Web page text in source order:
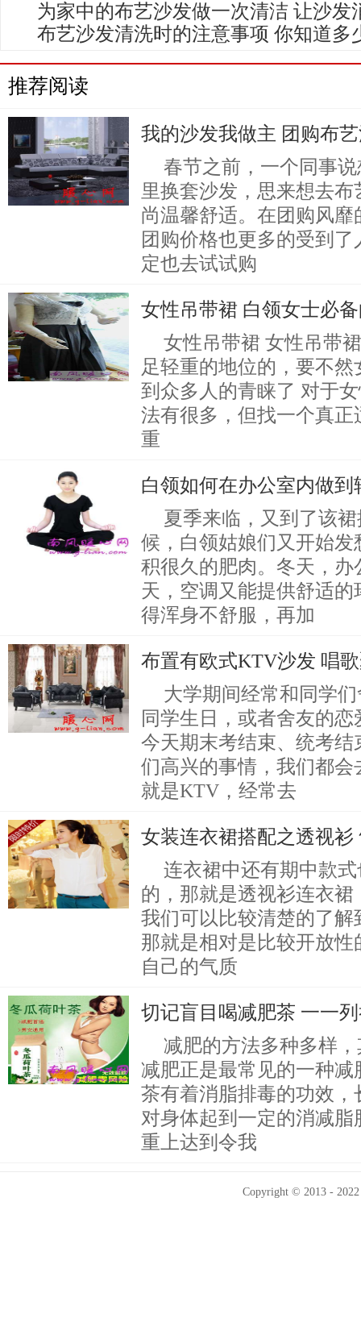
为家中的布艺沙发做一次清洁 让沙发
布艺沙发清洗时的注意事项 你知道多
推荐阅读
我的沙发我做主 团购布
春节之前，一个同事
里换套沙发，思来想去
尚温馨舒适。在团购风
团购价格也更多的受到
定也去试试购
女性吊带裙 白领女士必
女性吊带裙 女性吊带
足轻重的地位的，要不
到众多人的青睐了 对于
法有很多，但找一个真
重
白领如何在办公室内做到
夏季来临，又到了该
候，白领姑娘们又开始
积很久的肥肉。冬天，办
天，空调又能提供舒适
得浑身不舒服，再加
布置有欧式KTV沙发 唱
大学期间经常和同学
同学生日，或者舍友的
今天期末考结束、统考
们高兴的事情，我们都
就是KTV，经常去
女装连衣裙搭配之透视衫
连衣裙中还有期中款
的，那就是透视衫连衣
我们可以比较清楚的了
那就是相对是比较开放
自己的气质
切记盲目喝减肥茶 一一
减肥的方法多种多样
减肥正是最常见的一种
茶有着消脂排毒的功效
对身体起到一定的消减
重上达到令我
Copyright © 2013 -